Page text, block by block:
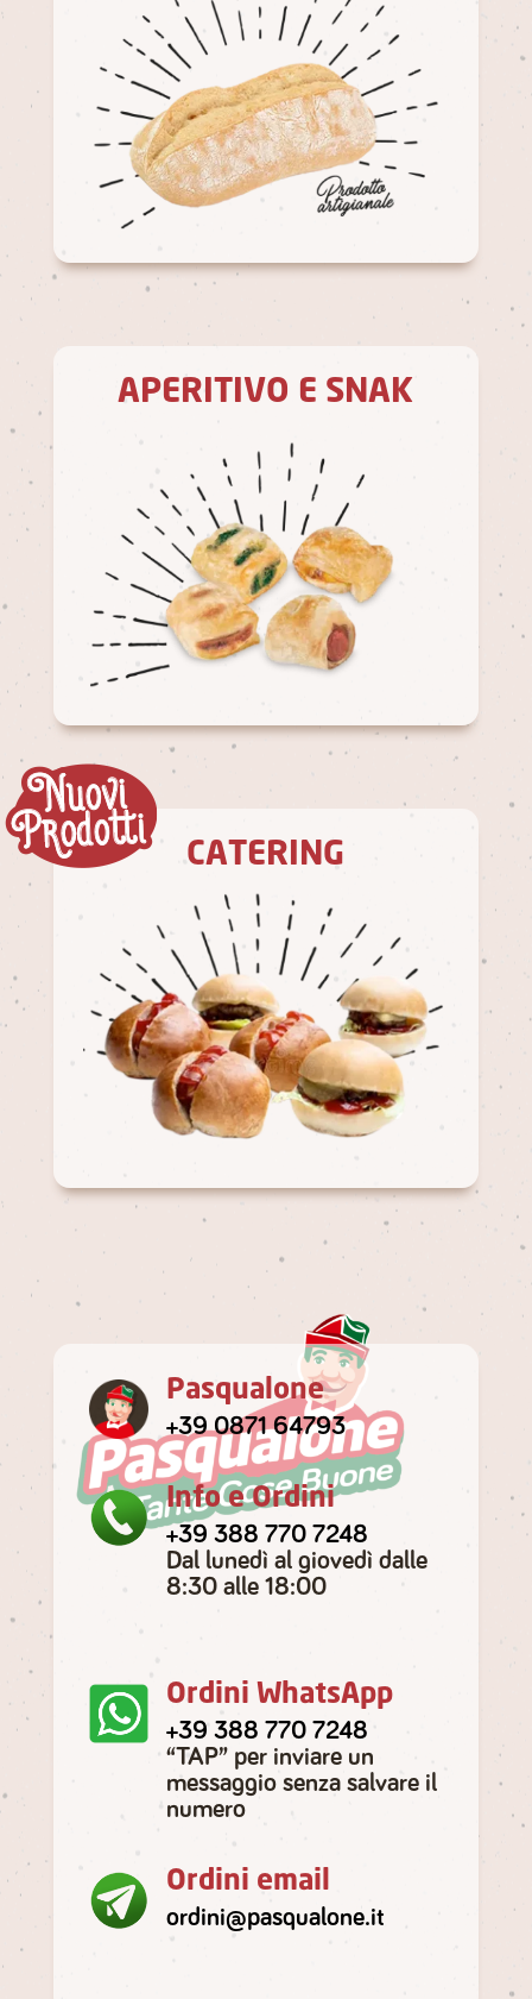
APERITIVO E SNAK
CATERING
Pasqualone
+39 0871 64793
Info e Ordini
+39 388 770 7248
Dal lunedì al giovedì dalle
8:30 alle 18:00
Ordini WhatsApp
+39 388 770 7248
“TAP” per inviare un
messaggio senza salvare il
numero
Ordini email
ordini@pasqualone.it